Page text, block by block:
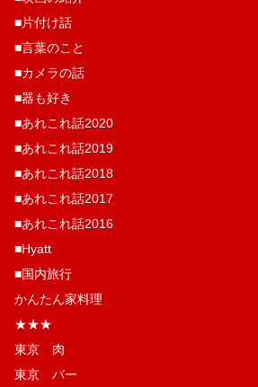
■片付け話
■言葉のこと
■カメラの話
■器も好き
■あれこれ話2020
■あれこれ話2019
■あれこれ話2018
■あれこれ話2017
■あれこれ話2016
■Hyatt
■国内旅行
かんたん家料理
★★★
東京 肉
東京 バー